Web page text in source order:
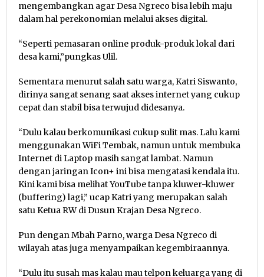
mengembangkan agar Desa Ngreco bisa lebih maju
dalam hal perekonomian melalui akses digital.
“Seperti pemasaran online produk-produk lokal dari
desa kami,”pungkas Ulil.
Sementara menurut salah satu warga, Katri Siswanto,
dirinya sangat senang saat akses internet yang cukup
cepat dan stabil bisa terwujud didesanya.
“Dulu kalau berkomunikasi cukup sulit mas. Lalu kami
menggunakan WiFi Tembak, namun untuk membuka
Internet di Laptop masih sangat lambat. Namun
dengan jaringan Icon+ ini bisa mengatasi kendala itu.
Kini kami bisa melihat YouTube tanpa kluwer-kluwer
(buffering) lagi,” ucap Katri yang merupakan salah
satu Ketua RW di Dusun Krajan Desa Ngreco.
Pun dengan Mbah Parno, warga Desa Ngreco di
wilayah atas juga menyampaikan kegembiraannya.
“Dulu itu susah mas kalau mau telpon keluarga yang di